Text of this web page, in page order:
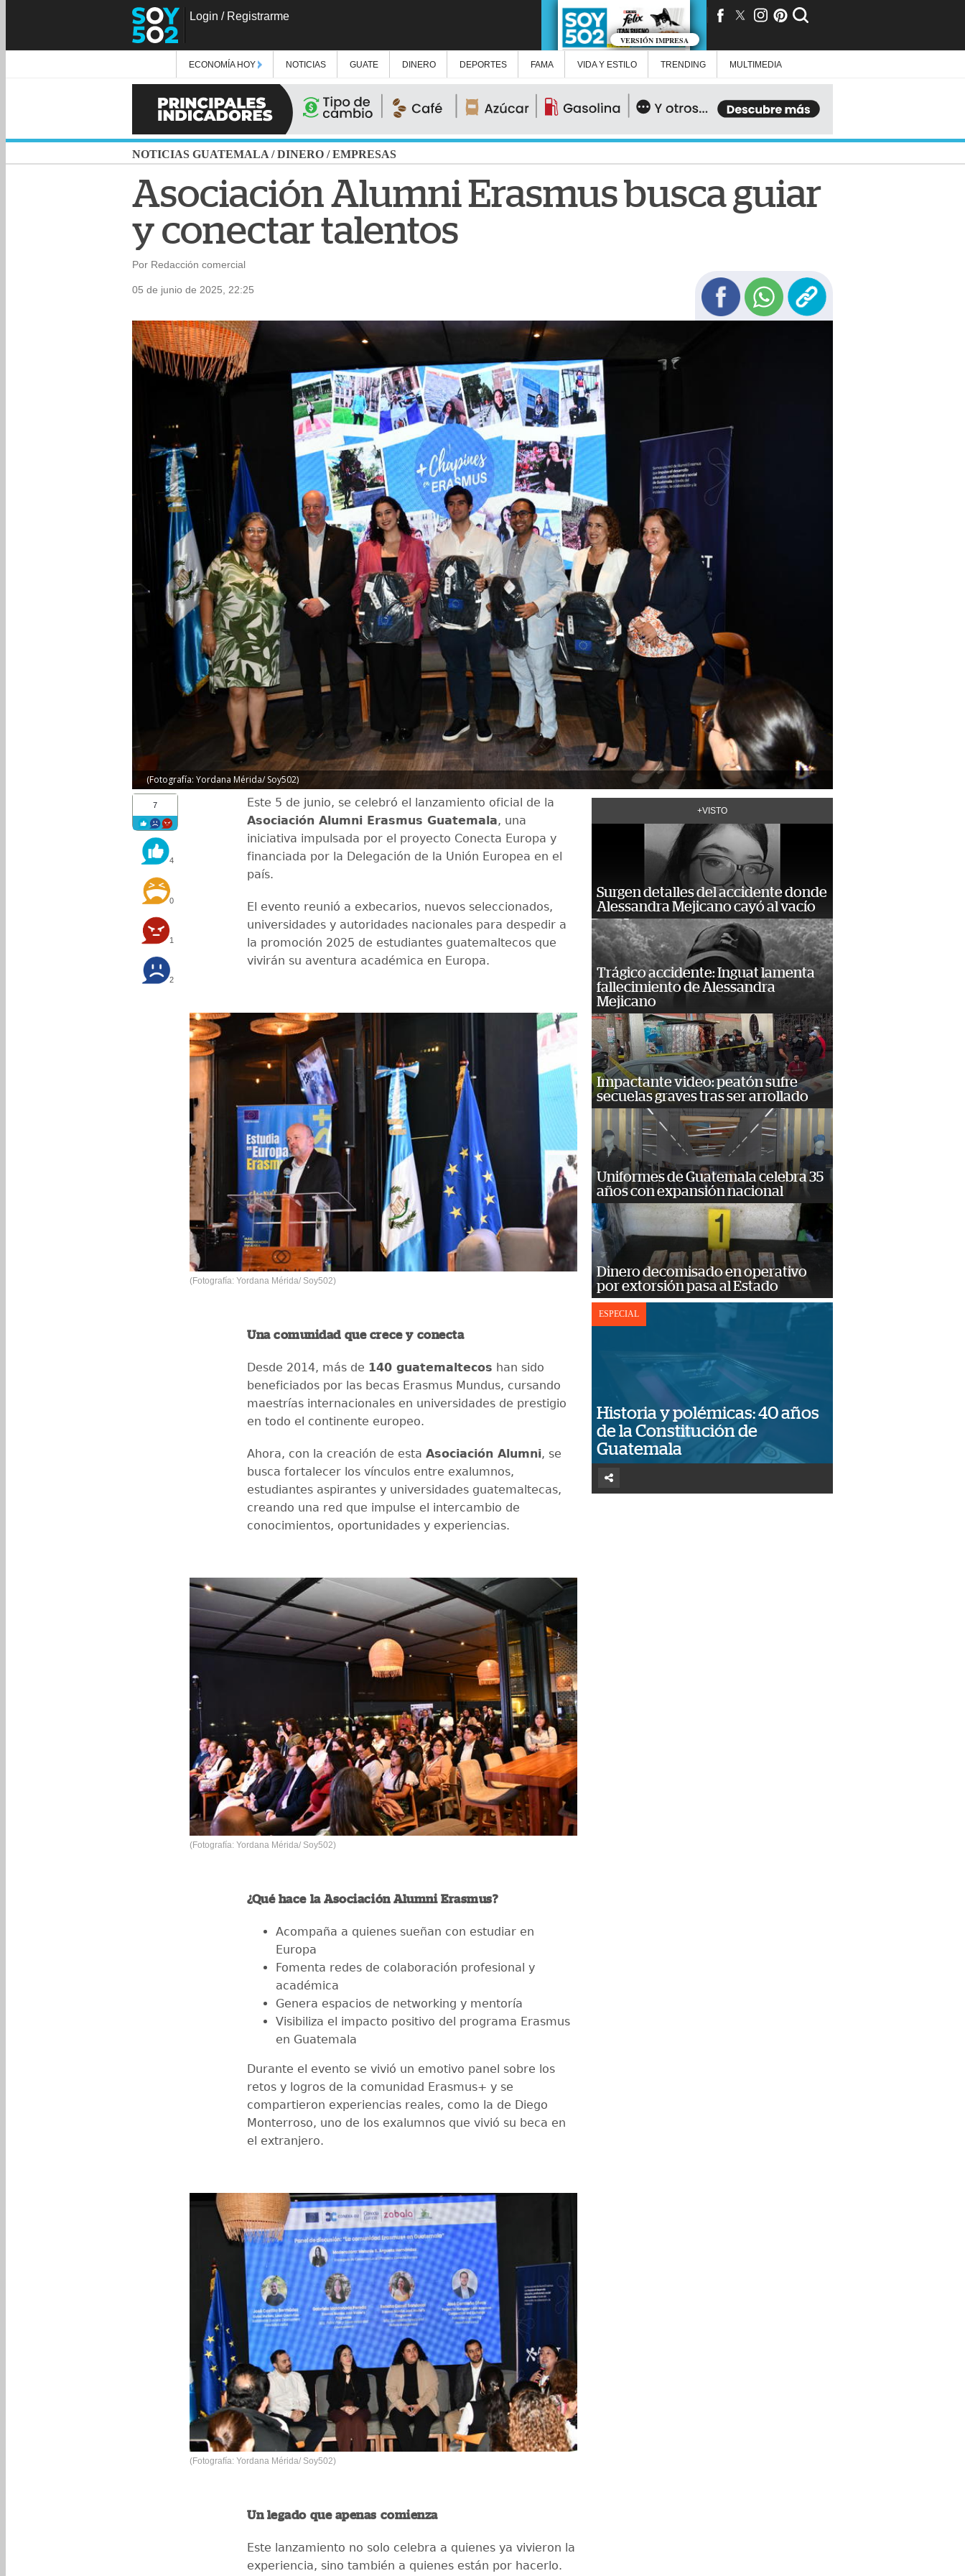
Login / Registrarme
VERSIÓN IMPRESA
ECONOMÍA HOY NOTICIAS GUATE DINERO DEPORTES FAMA VIDA Y ESTILO TRENDING MULTIMEDIA
NOTICIAS GUATEMALA /DINERO /EMPRESAS
Asociación Alumni Erasmus busca guiar
y conectar talentos
Por Redacción comercial
05 de junio de 2025, 22:25
(Fotografía: Yordana Mérida/ Soy502)
7
4
0
1
2
Este 5 de junio, se celebró el lanzamiento oficial de la
Asociación Alumni Erasmus Guatemala, una
iniciativa impulsada por el proyecto Conecta Europa y
financiada por la Delegación de la Unión Europea en el
país.
El evento reunió a exbecarios, nuevos seleccionados,
universidades y autoridades nacionales para despedir a
la promoción 2025 de estudiantes guatemaltecos que
vivirán su aventura académica en Europa.
(Fotografía: Yordana Mérida/ Soy502)
Una comunidad que crece y conecta
Desde 2014, más de 140 guatemaltecos han sido
beneficiados por las becas Erasmus Mundus, cursando
maestrías internacionales en universidades de prestigio
en todo el continente europeo.
Ahora, con la creación de esta Asociación Alumni, se
busca fortalecer los vínculos entre exalumnos,
estudiantes aspirantes y universidades guatemaltecas,
creando una red que impulse el intercambio de
conocimientos, oportunidades y experiencias.
(Fotografía: Yordana Mérida/ Soy502)
¿Qué hace la Asociación Alumni Erasmus?
Acompaña a quienes sueñan con estudiar en
Europa
Fomenta redes de colaboración profesional y
académica
Genera espacios de networking y mentoría
Visibiliza el impacto positivo del programa Erasmus
en Guatemala
Durante el evento se vivió un emotivo panel sobre los
retos y logros de la comunidad Erasmus+ y se
compartieron experiencias reales, como la de Diego
Monterroso, uno de los exalumnos que vivió su beca en
el extranjero.
(Fotografía: Yordana Mérida/ Soy502)
Un legado que apenas comienza
Este lanzamiento no solo celebra a quienes ya vivieron la
experiencia, sino también a quienes están por hacerlo.
+VISTO
Surgen detalles del accidente donde
Alessandra Mejicano cayó al vacío
Trágico accidente: Inguat lamenta
fallecimiento de Alessandra
Mejicano
Impactante video: peatón sufre
secuelas graves tras ser arrollado
Uniformes de Guatemala celebra 35
años con expansión nacional
Dinero decomisado en operativo
por extorsión pasa al Estado
ESPECIAL
Historia y polémicas: 40 años
de la Constitución de
Guatemala